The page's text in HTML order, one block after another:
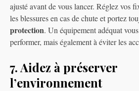
ajusté avant de vous lancer. Réglez vos
les blessures en cas de chute et portez
protection. Un équipement adéquat
performer, mais également à éviter les
7. Aidez à préserver
l’environnement